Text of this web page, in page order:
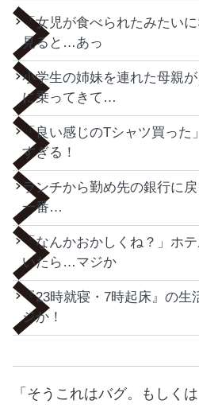
「女児が食べられたみたい
見ると…あっ
小学生の姉妹を連れた母親
に乗ってきて…
「良い感じのTシャツ買っ
すぎる！
ランチから勤め先の銀行に
一番…
「なんかおかしくね？」ホ
いたら…マジか
『23時就寝・7時起床』の
ジか！
「そうこれはバグ。もしく